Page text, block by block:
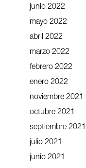
junio 2022
mayo 2022
abril 2022
marzo 2022
febrero 2022
enero 2022
noviembre 2021
octubre 2021
septiembre 2021
julio 2021
junio 2021